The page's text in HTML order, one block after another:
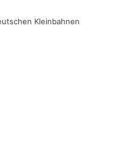
Kleinbahnen